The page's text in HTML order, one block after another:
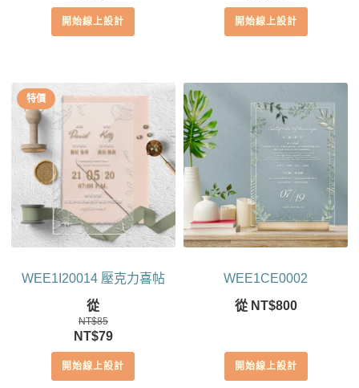
始
價
前
價
開始線上設計
始
價
前
價
開始線上設計
特價
WEE1I20014 壓克力喜帖
從
NT$85
原
始
價
NT$79目
前
價
開始線上設計
WEE1CE0002
從 NT$800
開始線上設計